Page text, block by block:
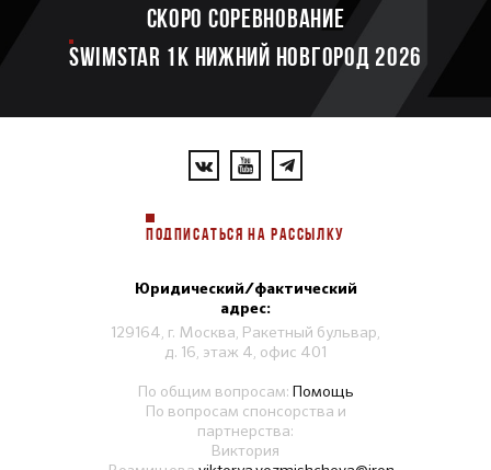
Скоро соревнование
SWIMSTAR 1K НИЖНИЙ НОВГОРОД 2026
ПОДПИСАТЬСЯ НА РАССЫЛКУ
Юридический/фактический
адрес:
129164, г. Москва, Ракетный бульвар,
д. 16, этаж 4, офис 401
По общим вопросам: Помощь
По вопросам спонсорства и
партнерства:
Виктория